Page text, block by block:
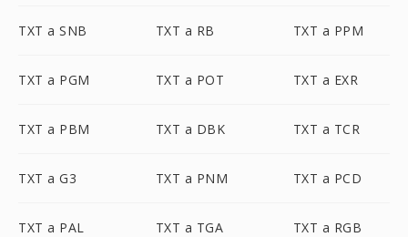
TXT a SNB TXT a RB TXT a PPM
TXT a PGM TXT a POT TXT a EXR
TXT a PBM TXT a DBK TXT a TCR
TXT a G3 TXT a PNM TXT a PCD
TXT a PAL TXT a TGA TXT a RGB